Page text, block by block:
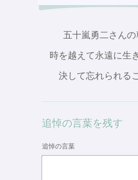
五十嵐勇二さんの
時を越えて永遠に生
決して忘れられる
追悼の言葉を残す
追悼の言葉